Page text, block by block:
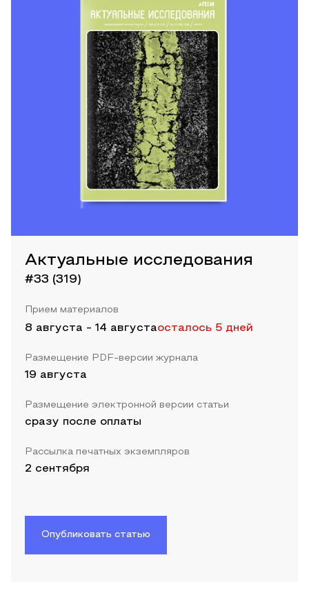
Актуальные исследования
#33 (319)
Прием материалов
8 августа - 14 августаосталось 5 дней
Размещение PDF-версии журнала
19 августа
Размещение электронной версии статьи
сразу после оплаты
Рассылка печатных экземпляров
2 сентября
Опубликовать статью